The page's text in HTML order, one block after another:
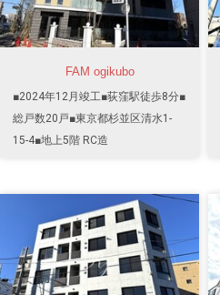
FAM ogikubo
■2024年12月竣工■荻窪駅徒歩8分■
総戸数20戸■東京都杉並区清水1-
15-4■地上5階 RC造